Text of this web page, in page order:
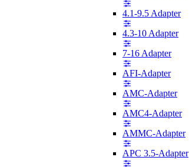
4.1-9.5 Adapter
4.3-10 Adapter
7-16 Adapter
AFI-Adapter
AMC-Adapter
AMC4-Adapter
AMMC-Adapter
APC 3.5-Adapter